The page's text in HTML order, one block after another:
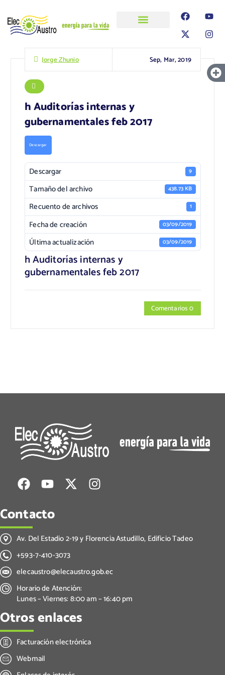
Jorge Zhunio Sep, Mar, 2019
h Auditorías internas y
gubernamentales feb 2017
Descargar
Descargar 9
Tamaño del archivo 438.73 KB
Recuento de archivos 1
Fecha de creación 03/09/2019
Última actualización 03/09/2019
h Auditorías internas y
gubernamentales feb 2017
Comentarios 0
Contacto
Av. Del Estadio 2-19 y Florencia Astudillo, Edificio Tadeo
+593-7-410-3073
elecaustro@elecaustro.gob.ec
Horario de Atención:
Lunes – Viernes: 8:00 am – 16:40 pm
Otros enlaces
Facturación electrónica
Webmail